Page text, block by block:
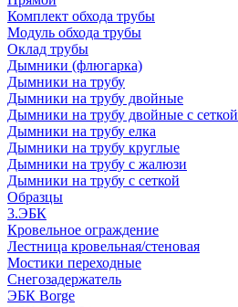
Комплект обхода трубы
Модуль обхода трубы
Оклад трубы
Дымники (флюгарка)
Дымники на трубу
Дымники на трубу двoйные
Дымники на трубу двoйные с сеткой
Дымники на трубу елка
Дымники на трубу круглые
Дымники на трубу с жалюзи
Дымники на трубу с сеткой
Образцы
3.ЭБК
Кровельное ограждение
Лестница кровельная/стеновая
Мостики переходные
Снегозадержатель
ЭБК Borge